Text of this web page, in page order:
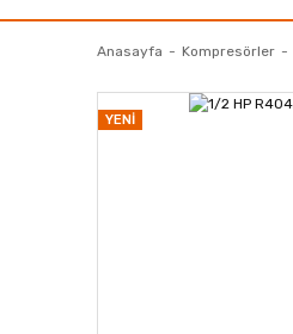
Anasayfa Kompresörler
YENİ